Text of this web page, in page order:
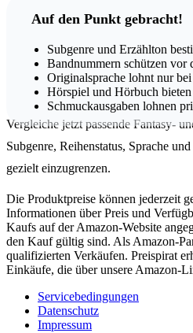
Auf den Punkt gebracht!
Subgenre und Erzählton
Bandnummern schützen vor
Originalsprache lohnt nur
Hörspiel und Hörbuch
Schmuckausgaben lohnen
Vergleiche jetzt passende Fantasy-
Subgenre, Reihenstatus, Sprache
gezielt einzugrenzen.
Die Produktpreise können jederzeit
Informationen über Preis und
Kaufs auf der Amazon-Website
den Kauf gültig sind. Als Amazon-
qualifizierten Verkäufen. Preispirat
Einkäufe, die über unsere Amazon-
Servicebedingungen
Datenschutz
Impressum